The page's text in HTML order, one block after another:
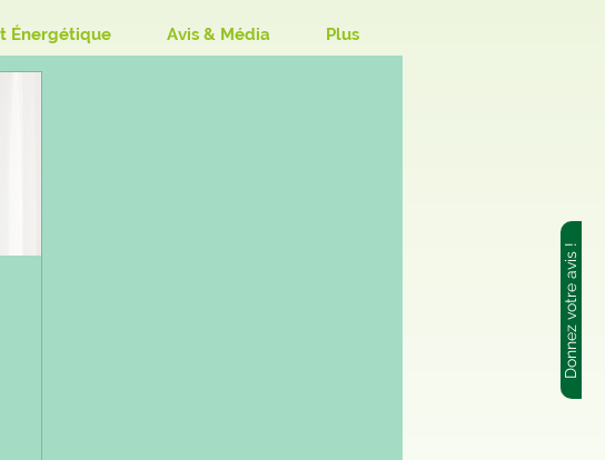
Énergétique Avis & Média Plus
Donnez votre avis !